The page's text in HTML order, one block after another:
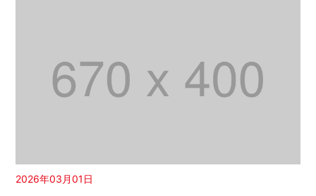
2026年03月01日